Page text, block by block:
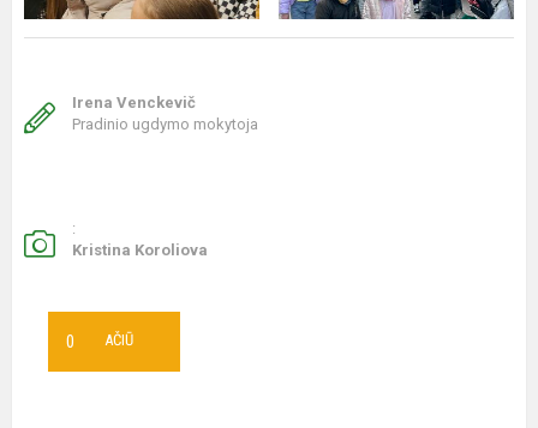
Irena Venckevič
Pradinio ugdymo mokytoja
:
Kristina Koroliova
AČIŪ
0